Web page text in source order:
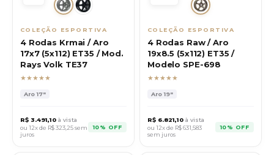
COLEÇÃO ESPORTIVA
4 Rodas Krmai / Aro
17x7 (5x112) ET35 / Mod.
Rays Volk TE37
★★★★★
Aro17"
R$ 3.491,10 à vista
ou 12x de R$323,25sem
juros
10% OFF
COLEÇÃO ESPORTIVA
4 Rodas Raw / Aro
19x8.5 (5x112) ET35 /
Modelo SPE-698
★★★★★
Aro19"
R$ 6.821,10 à vista
ou 12x de R$631,583
sem juros
10% OFF